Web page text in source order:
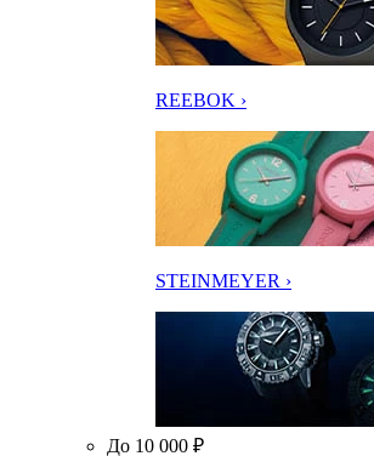
REEBOK ›
STEINMEYER ›
До 10 000 ₽